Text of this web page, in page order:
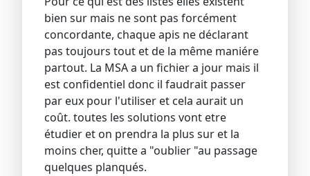
bien sur mais ne sont pas forcément
concordante, chaque apis ne déclarant
pas toujours tout et de la même maniére
partout. La MSA a un fichier a jour mais il
est confidentiel donc il faudrait passer
par eux pour l'utiliser et cela aurait un
coût. toutes les solutions vont etre
étudier et on prendra la plus sur et la
moins cher, quitte a "oublier "au passage
quelques planqués.